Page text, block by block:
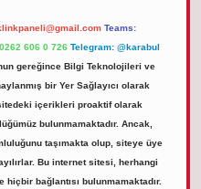
Teams:
606 0 726 Telegram: @karabul
gereğince Bilgi Teknolojileri ve
bir Yer Sağlayıcı olarak
içerikleri proaktif olarak
bulunmamaktadır. Ancak,
taşımakta olup, siteye üye
Bu internet sitesi, herhangi
bağlantısı bulunmamaktadır.